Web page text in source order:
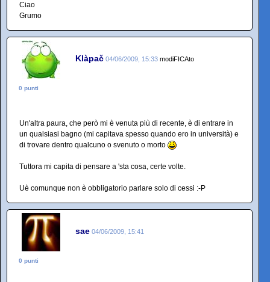
Ciao
Grumo
Klàpač 04/06/2009, 15:33 modiFICAto
0 punti
Un'altra paura, che però mi è venuta più di recente, è di entrare in
un qualsiasi bagno (mi capitava spesso quando ero in università) e
di trovare dentro qualcuno o svenuto o morto
Tuttora mi capita di pensare a 'sta cosa, certe volte.
Uè comunque non è obbligatorio parlare solo di cessi :-P
sae 04/06/2009, 15:41
0 punti